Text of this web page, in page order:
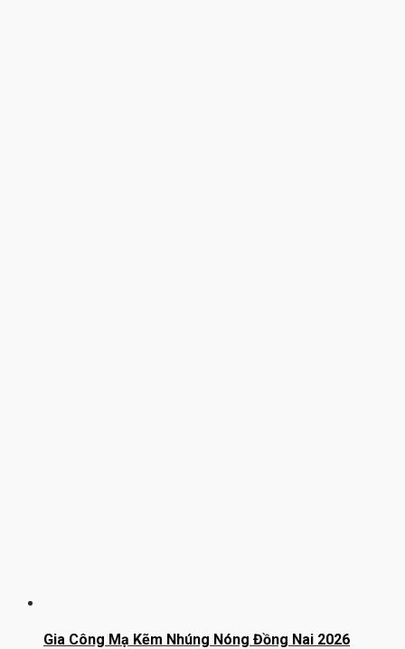
Gia Công Mạ Kẽm Nhúng Nóng Đồng Nai 2026